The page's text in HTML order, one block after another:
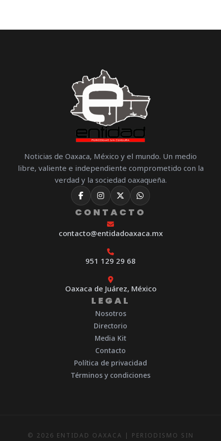
Noticias de Oaxaca, México y el mundo. Un medio
libre, valiente e independiente comprometido con la
verdad y la sociedad oaxaqueña.
CONTACTO
contacto@entidadoaxaca.mx
951 129 29 68
Oaxaca de Juárez, México
LEGAL
Nosotros
Directorio
Media Kit
Contacto
Política de privacidad
Términos y condiciones
© 2026 ENTIDAD OAXACA | PERIODISMO SIN